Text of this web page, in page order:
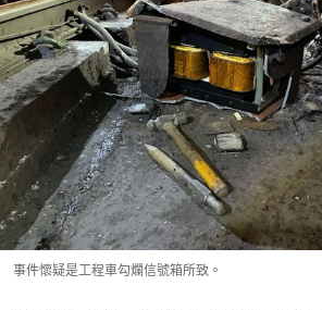
事件懷疑是工程車勾爛信號箱所致。